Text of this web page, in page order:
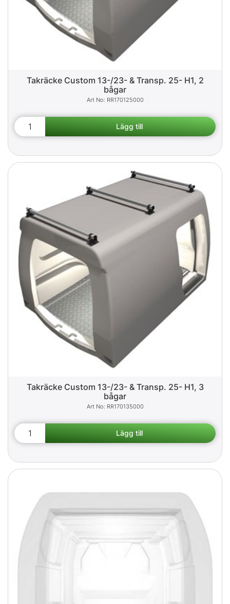
Takräcke Custom 13-/23- & Transp. 25- H1, 2
bågar
RR170125000
Takräcke Custom 13-/23- & Transp. 25- H1, 3
bågar
RR170135000